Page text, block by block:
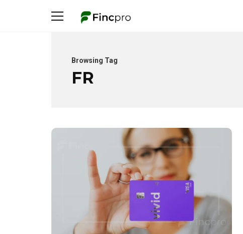
Browsing Tag
FR